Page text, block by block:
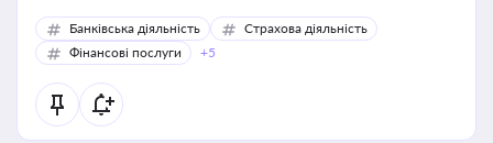
Банківська діяльність
Страхова діяльність
Фінансові послуги
+5